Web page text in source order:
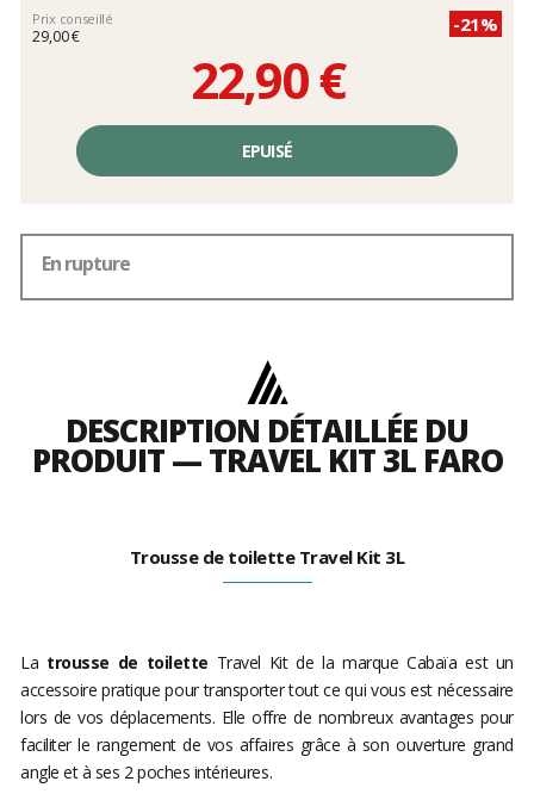
Prix conseillé
29,00 €
-21%
22,90 €
unitaire,
EPUISÉ
En rupture
DESCRIPTION DÉTAILLÉE DU
PRODUIT — TRAVEL KIT 3L FARO
Trousse de toilette Travel Kit 3L
La trousse de toilette Travel Kit de la marque Cabaïa est un
accessoire pratique pour transporter tout ce qui vous est nécessaire
lors de vos déplacements. Elle offre de nombreux avantages pour
faciliter le rangement de vos affaires grâce à son ouverture grand
angle et à ses 2 poches intérieures.